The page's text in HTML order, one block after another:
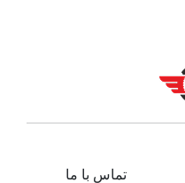
تماس با ما